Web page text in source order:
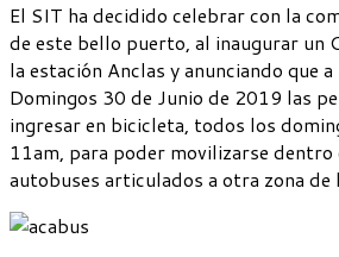
El SIT ha decidido celebrar con la
de este bello puerto, al inaugurar un
la estación Anclas y anunciando que
Domingos 30 de Junio de 2019 las
ingresar en bicicleta, todos los
11am, para poder movilizarse dentro
autobuses articulados a otra zona de